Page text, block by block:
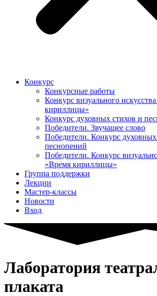
Конкурс
Конкурсные работы
Конкурс визуального
кириллицы»
Конкурс духовных стихов и
Победители. Звучащее слово
Победители. Конкурс духовных
песнопений
Победители. Конкурс
«Время кириллицы»
Группа поддержки
Лекции
Мастер-классы
Новости
Вход
Лаборатория
плаката